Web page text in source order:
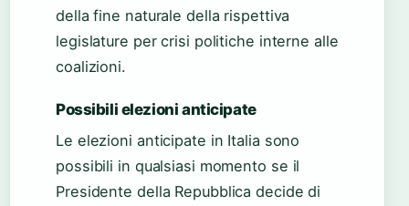
della fine naturale della rispettiva
legislature per crisi politiche interne alle
coalizioni.
Possibili elezioni anticipate
Le elezioni anticipate in Italia sono
possibili in qualsiasi momento se il
Presidente della Repubblica decide di